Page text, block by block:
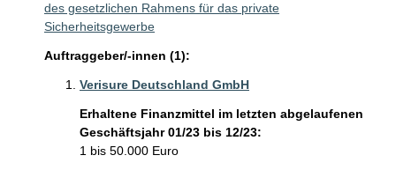
des gesetzlichen Rahmens für das private
Sicherheitsgewerbe
Auftraggeber/-innen (1):
Verisure Deutschland GmbH
Erhaltene Finanzmittel im letzten abgelaufenen
Geschäftsjahr 01/23 bis 12/23:
1 bis 50.000 Euro